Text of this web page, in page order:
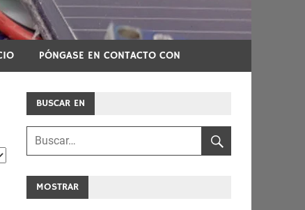
técnicos.
PÓNGASE EN CONTACTO CON
BUSCAR EN
MOSTRAR